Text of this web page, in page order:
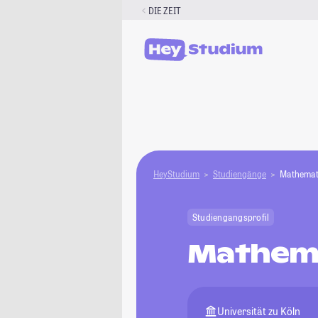
DIE ZEIT
HeyStudium Studiengänge
Studiengangsprofil
Universität zu Köln